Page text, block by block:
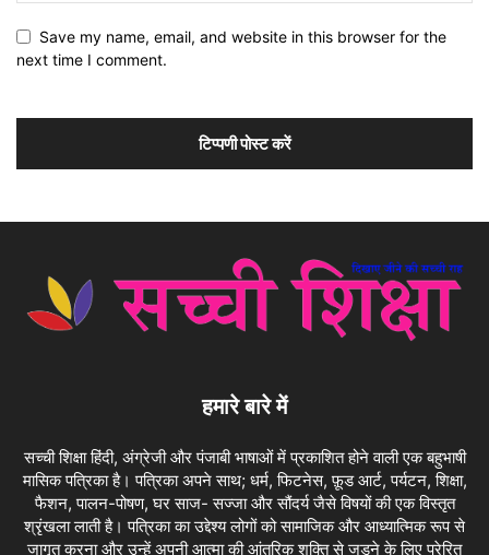
Save my name, email, and website in this browser for the
next time I comment.
हमारे बारे में
सच्ची शिक्षा हिंदी, अंग्रेजी और पंजाबी भाषाओं में प्रकाशित होने वाली एक बहुभाषी
मासिक पत्रिका है। पत्रिका अपने साथ; धर्म, फिटनेस, फ़ूड आर्ट, पर्यटन, शिक्षा,
फैशन, पालन-पोषण, घर साज- सज्जा और सौंदर्य जैसे विषयों की एक विस्तृत
श्रृंखला लाती है। पत्रिका का उद्देश्य लोगों को सामाजिक और आध्यात्मिक रूप से
जागृत करना और उन्हें अपनी आत्मा की आंतरिक शक्ति से जुड़ने के लिए प्रेरित